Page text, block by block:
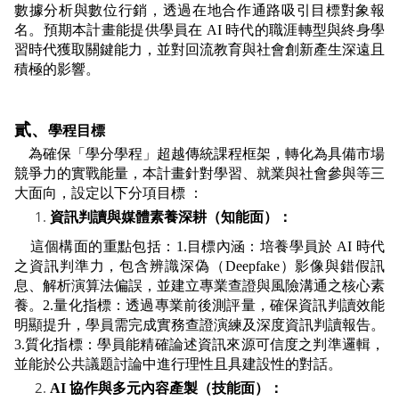
數據分析與數位行銷，透過在地合作通路吸引目標對象報
名。預期本計畫能提供學員在 AI 時代的職涯轉型與終身學
習時代獲取關鍵能力，並對回流教育與社會創新產生深遠且
積極的影響。
貳、
學程目標
為確保「學分學程」超越傳統課程框架，轉化為具備市場
競爭力的實戰能量，本計畫針對學習、就業與社會參與等三
大面向，設定以下分項目標 ：
資訊判讀與媒體素養深耕（知能面）：
這個構面的重點包括：1.目標內涵：培養學員於 AI 時代
之資訊判準力，包含辨識深偽（Deepfake）影像與錯假訊
息、解析演算法偏誤，並建立專業查證與風險溝通之核心素
養。2.量化指標：透過專業前後測評量，確保資訊判讀效能
明顯提升，學員需完成實務查證演練及深度資訊判讀報告。
3.質化指標：學員能精確論述資訊來源可信度之判準邏輯，
並能於公共議題討論中進行理性且具建設性的對話。
AI 協作與多元內容產製（技能面）：